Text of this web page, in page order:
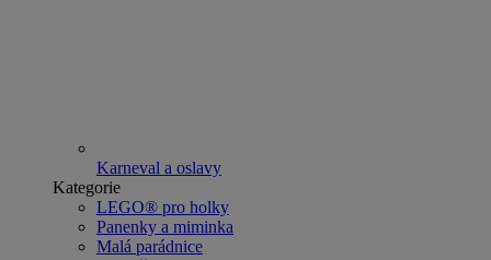
Karneval a oslavy
Kategorie
LEGO® pro holky
Panenky a miminka
Malá parádnice